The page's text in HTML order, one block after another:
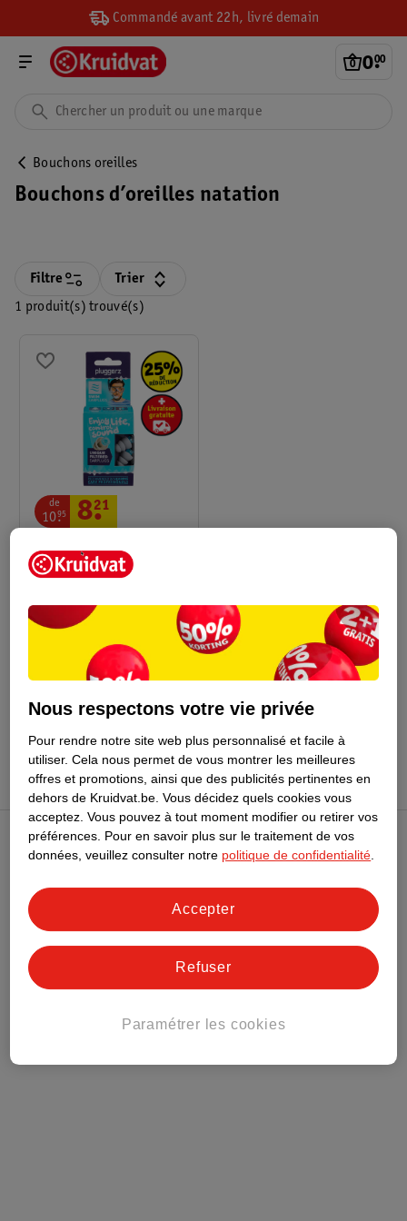
Commandé avant 22h, livré demain
0.
00
Bouchons oreilles
Bouchons d’oreilles natation
1 produit(s) trouvé(s)
Filtre Trier
D'Oreille Swim
de
10.
95 8.
21
Club Kruidvat
Service Clientèle
Tout sur Kruidvat
Nous respectons votre vie privée
Pour rendre notre site web plus personnalisé et facile à
utiliser. Cela nous permet de vous montrer les meilleures
offres et promotions, ainsi que des publicités pertinentes en
dehors de Kruidvat.be. Vous décidez quels cookies vous
acceptez. Vous pouvez à tout moment modifier ou retirer vos
préférences. Pour en savoir plus sur le traitement de vos
données, veuillez consulter notre politique de confidentialité.
Paramétrer les cookies
Refuser
Accepter